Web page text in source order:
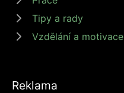
Tipy a rady
Vzdělání a motivace
Reklama